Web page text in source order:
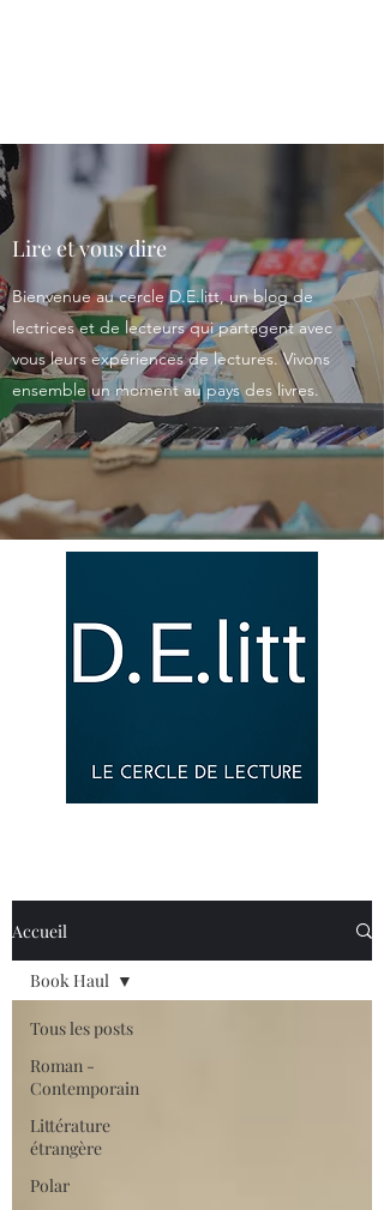
Lire et vous dire
Bienvenue au cercle D.E.litt, un blog de
lectrices et de lecteurs qui partagent avec
vous leurs expériences de lectures. Vivons
ensemble un moment au pays des livres.
Accueil
Tous les posts
Roman -
Contemporain
Littérature
étrangère
Polar
Book Haul